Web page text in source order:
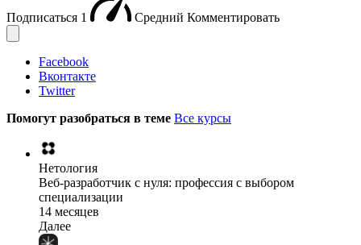
Подписаться 1 Средний Комментировать
Facebook
Вконтакте
Twitter
Помогут разобраться в теме Все курсы
Нетология
Веб-разработчик с нуля: профессия с выбором
специализации
14 месяцев
Далее